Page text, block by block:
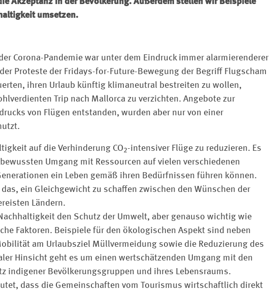
umsetzen.
Corona-Pandemie war unter dem Eindruck immer alarmierenderer
Proteste der Fridays-for-Future-Bewegung der Begriff Flugscham
ihren Urlaub künftig klimaneutral bestreiten zu wollen,
Trip nach Mallorca zu verzichten. Angebote zur
von Flügen entstanden, wurden aber nur von einer
auf die Verhinderung CO2-intensiver Flüge zu reduzieren. Es
Umgang mit Ressourcen auf vielen ­verschiedenen
ein Leben gemäß ihren Bedürfnissen führen ­können.
ein Gleichgewicht zu schaffen zwischen den Wünschen der
Ländern.
den Schutz der Umwelt, aber genauso wichtig wie
Faktoren. Beispiele für den ökologischen Aspekt sind neben
am Urlaubsziel Müllvermeidung sowie die Reduzierung des
Hinsicht geht es um einen wertschätzenden Umgang mit den
indigener Bevölkerungsgruppen und ihres Lebensraums.
dass die Gemeinschaften vom Tourismus wirtschaftlich direkt